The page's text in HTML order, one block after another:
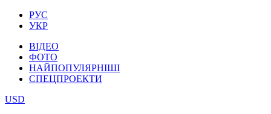
РУС
УКР
ВІДЕО
ФОТО
НАЙПОПУЛЯРНІШІ
СПЕЦПРОЕКТИ
USD